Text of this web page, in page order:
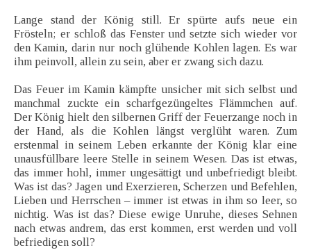
Lange stand der König still. Er spürte aufs neue ein
Frösteln; er schloß das Fenster und setzte sich wieder vor
den Kamin, darin nur noch glühende Kohlen lagen. Es war
ihm peinvoll, allein zu sein, aber er zwang sich dazu.
Das Feuer im Kamin kämpfte unsicher mit sich selbst und
manchmal zuckte ein scharfgezüngeltes Flämmchen auf.
Der König hielt den silbernen Griff der Feuerzange noch in
der Hand, als die Kohlen längst verglüht waren. Zum
erstenmal in seinem Leben erkannte der König klar eine
unausfüllbare leere Stelle in seinem Wesen. Das ist etwas,
das immer hohl, immer ungesättigt und unbefriedigt bleibt.
Was ist das? Jagen und Exerzieren, Scherzen und Befehlen,
Lieben und Herrschen – immer ist etwas in ihm so leer, so
nichtig. Was ist das? Diese ewige Unruhe, dieses Sehnen
nach etwas andrem, das erst kommen, erst werden und voll
befriedigen soll?